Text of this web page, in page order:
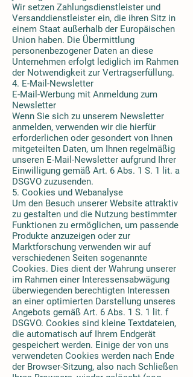
Wir setzen Zahlungsdienstleister und
Versanddienstleister ein, die ihren Sitz in
einem Staat außerhalb der Europäischen
Union haben. Die Übermittlung
personenbezogener Daten an diese
Unternehmen erfolgt lediglich im Rahmen
der Notwendigkeit zur Vertragserfüllung.
4. E-Mail-Newsletter
E-Mail-Werbung mit Anmeldung zum
Newsletter
Wenn Sie sich zu unserem Newsletter
anmelden, verwenden wir die hierfür
erforderlichen oder gesondert von Ihnen
mitgeteilten Daten, um Ihnen regelmäßig
unseren E-Mail-Newsletter aufgrund Ihrer
Einwilligung gemäß Art. 6 Abs. 1 S. 1 lit. a
DSGVO zuzusenden.
5. Cookies und Webanalyse
Um den Besuch unserer Website attraktiv
zu gestalten und die Nutzung bestimmter
Funktionen zu ermöglichen, um passende
Produkte anzuzeigen oder zur
Marktforschung verwenden wir auf
verschiedenen Seiten sogenannte
Cookies. Dies dient der Wahrung unserer
im Rahmen einer Interessensabwägung
überwiegenden berechtigten Interessen
an einer optimierten Darstellung unseres
Angebots gemäß Art. 6 Abs. 1 S. 1 lit. f
DSGVO. Cookies sind kleine Textdateien,
die automatisch auf Ihrem Endgerät
gespeichert werden. Einige der von uns
verwendeten Cookies werden nach Ende
der Browser-Sitzung, also nach Schließen